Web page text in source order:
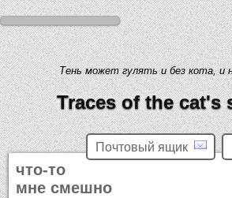
Тень может гулять и без кота, и
Traces of the cat's
Почтовый ящик
что-то
мне смешно